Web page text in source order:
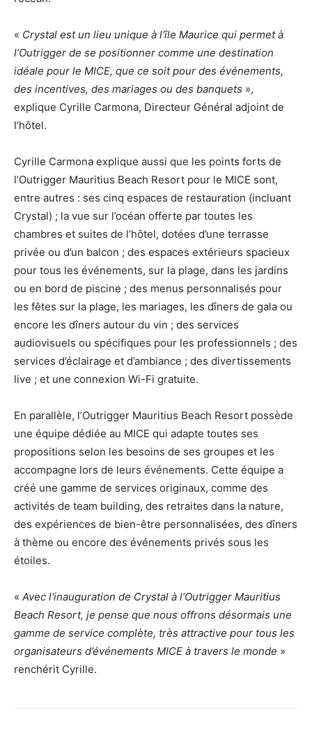
« Crystal est un lieu unique à l’île Maurice qui permet à
l’Outrigger de se positionner comme une destination
idéale pour le MICE, que ce soit pour des événements,
des incentives, des mariages ou des banquets »,
explique Cyrille Carmona, Directeur Général adjoint de
l’hôtel.
Cyrille Carmona explique aussi que les points forts de
l’Outrigger Mauritius Beach Resort pour le MICE sont,
entre autres : ses cinq espaces de restauration (incluant
Crystal) ; la vue sur l’océan offerte par toutes les
chambres et suites de l’hôtel, dotées d’une terrasse
privée ou d’un balcon ; des espaces extérieurs spacieux
pour tous les événements, sur la plage, dans les jardins
ou en bord de piscine ; des menus personnalisés pour
les fêtes sur la plage, les mariages, les dîners de gala ou
encore les dîners autour du vin ; des services
audiovisuels ou spécifiques pour les professionnels ; des
services d’éclairage et d’ambiance ; des divertissements
live ; et une connexion Wi-Fi gratuite.
En parallèle, l’Outrigger Mauritius Beach Resort possède
une équipe dédiée au MICE qui adapte toutes ses
propositions selon les besoins de ses groupes et les
accompagne lors de leurs événements. Cette équipe a
créé une gamme de services originaux, comme des
activités de team building, des retraites dans la nature,
des expériences de bien-être personnalisées, des dîners
à thème ou encore des événements privés sous les
étoiles.
« Avec l’inauguration de Crystal à l’Outrigger Mauritius
Beach Resort, je pense que nous offrons désormais une
gamme de service complète, très attractive pour tous les
organisateurs d’événements MICE à travers le monde »
renchérit Cyrille.